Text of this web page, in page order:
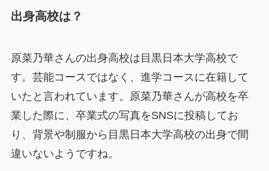
出身高校は？
原菜乃華さんの出身高校は目黒日本大学高校で
す。芸能コースではなく、進学コースに在籍して
いたと言われています。原菜乃華さんが高校を卒
業した際に、卒業式の写真をSNSに投稿してお
り、背景や制服から目黒日本大学高校の出身で間
違いないようですね。